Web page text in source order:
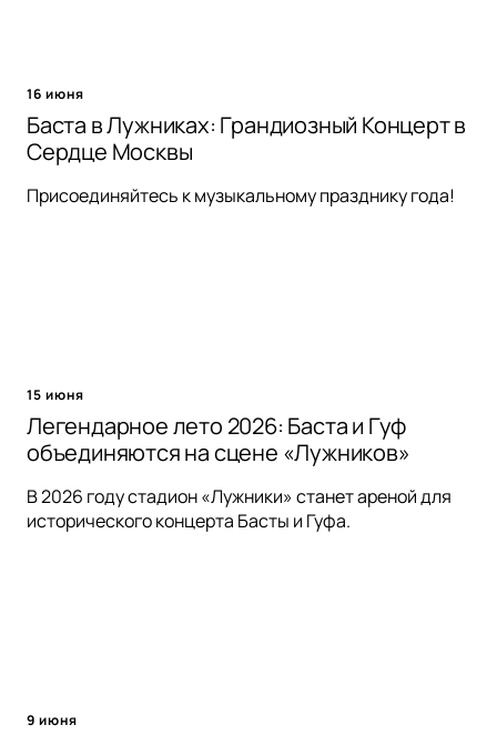
16 июня
Баста в Лужниках: Грандиозный Концерт в
Сердце Москвы
Присоединяйтесь к музыкальному празднику года!
15 июня
Легендарное лето 2026: Баста и Гуф
объединяются на сцене «Лужников»
В 2026 году стадион «Лужники» станет ареной для
исторического концерта Басты и Гуфа.
9 июня